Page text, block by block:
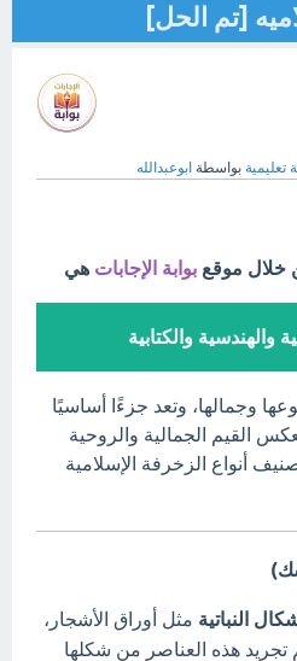
[تم الحل]
تعليمية بواسطة ابوعبدالله
خلال موقع بوابة الإجابات هي
والهندسية والكتابية
وجمالها، وتعد جزءًا أساسيًا
القيم الجمالية والروحية
أنواع الزخرفة الإسلامية
النباتية مثل أوراق الأشجار،
تجريد هذه العناصر من شكلها